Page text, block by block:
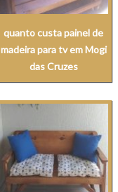
quanto custa painel de
madeira para tv em Mogi
das Cruzes